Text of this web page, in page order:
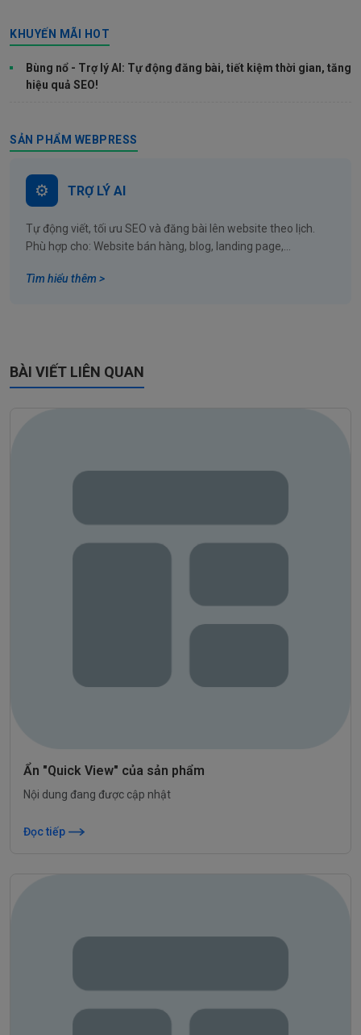
KHUYẾN MÃI HOT
Bùng nổ - Trợ lý AI: Tự động đăng bài, tiết kiệm thời gian, tăng
hiệu quả SEO!
SẢN PHẨM WEBPRESS
TRỢ LÝ AI
Tự động viết, tối ưu SEO và đăng bài lên website theo lịch.
Phù hợp cho: Website bán hàng, blog, landing page,...
Tìm hiểu thêm >
BÀI VIẾT LIÊN QUAN
Ẩn "Quick View" của sản phẩm
Nội dung đang được cập nhật
Đọc tiếp